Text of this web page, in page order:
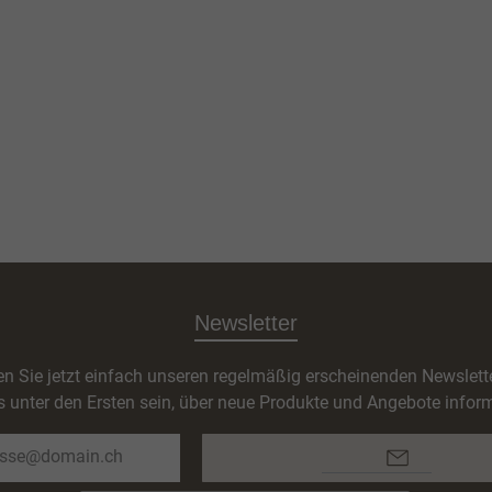
Newsletter
Sie jetzt einfach unseren regelmäßig erscheinenden
unter den Ersten sein, über neue Produkte und Angebote
Mail-
Adresse*